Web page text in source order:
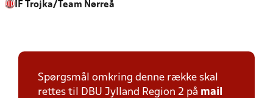
IF Trojka/Team Nørreå
Spørgsmål omkring denne række skal
rettes til DBU Jylland Region 2 på mail